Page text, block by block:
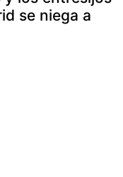
se niega a